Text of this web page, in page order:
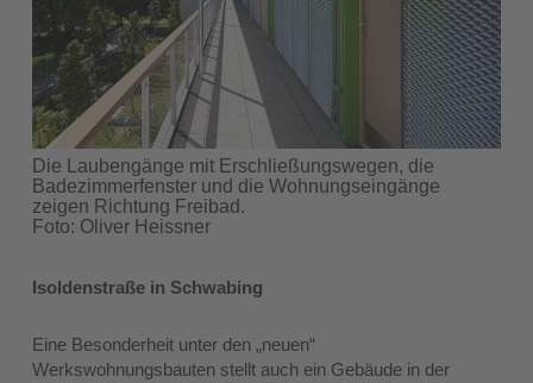
Die Laubengänge mit Erschließungswegen, die
Badezimmerfenster und die Wohnungseingänge
zeigen Richtung Freibad.
Foto: Oliver Heissner
Isoldenstraße in Schwabing
Eine Besonderheit unter den „neuen“
Werkswohnungsbauten stellt auch ein Gebäude in der